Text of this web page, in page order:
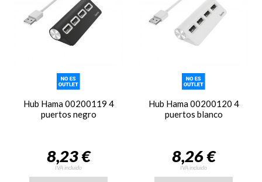
Hub Hama 00200119 4
puertos negro
8,23 €
IVA incluido
Hub Hama 00200120 4
puertos blanco
8,26 €
IVA incluido